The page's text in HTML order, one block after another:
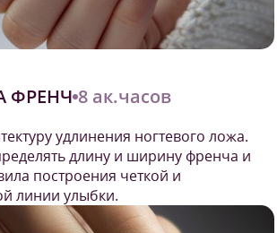
ФРЕНЧ 8 ак.часов
удлинения ногтевого ложа.
длину и ширину френча и
построения четкой и
линии улыбки.